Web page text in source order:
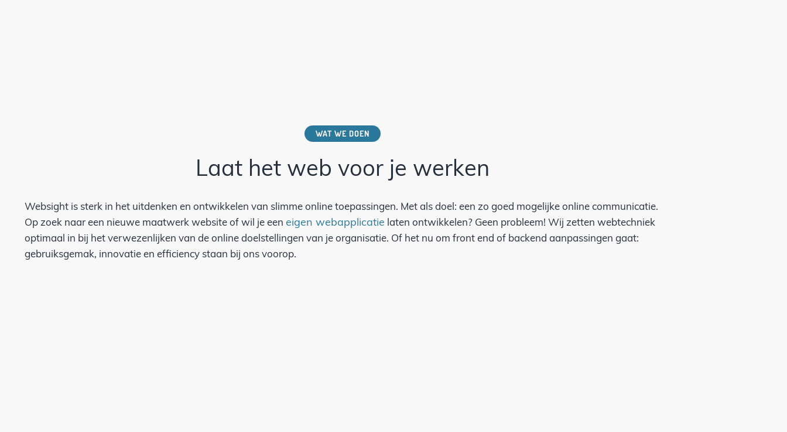
WAT WE DOEN
Laat het web voor je werken
Websight is sterk in het uitdenken en ontwikkelen van slimme online toepassingen. Met als doel: een zo goed mogelijke online communicatie.
Op zoek naar een nieuwe maatwerk website of wil je een eigen webapplicatie laten ontwikkelen? Geen probleem! Wij zetten webtechniek
optimaal in bij het verwezenlijken van de online doelstellingen van je organisatie. Of het nu om front end of backend aanpassingen gaat:
gebruiksgemak, innovatie en efficiency staan bij ons voorop.